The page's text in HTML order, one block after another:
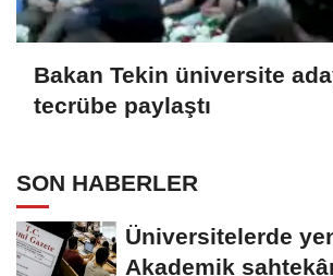
Bakan Tekin üniversite
tecrübe paylaştı
SON HABERLER
Üniversitelerde
Akademik